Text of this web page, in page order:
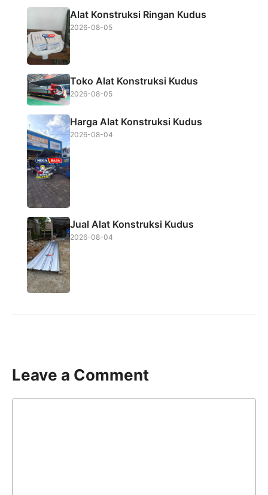
o
r
p
p
Alat Konstruksi Ringan Kudus
2026-08-05
Toko Alat Konstruksi Kudus
2026-08-05
Harga Alat Konstruksi Kudus
2026-08-04
Jual Alat Konstruksi Kudus
2026-08-04
Leave a Comment
Comment